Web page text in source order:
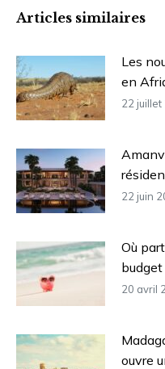
Articles similaires
Les
en
22 juillet
22 juin
Où
budget
20 avril
ouvre